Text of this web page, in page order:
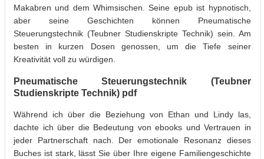
Makabren und dem Whimsischen. Seine epub ist hypnotisch,
aber seine Geschichten können Pneumatische
Steuerungstechnik (Teubner Studienskripte Technik) sein. Am
besten in kurzen Dosen genossen, um die Tiefe seiner
Kreativität voll zu würdigen.
Pneumatische Steuerungstechnik (Teubner
Studienskripte Technik) pdf
Während ich über die Beziehung von Ethan und Lindy las,
dachte ich über die Bedeutung von ebooks und Vertrauen in
jeder Partnerschaft nach. Der emotionale Resonanz dieses
Buches ist stark, lässt Sie über Ihre eigene Familiengeschichte